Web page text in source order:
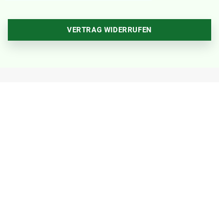
VERTRAG WIDERRUFEN